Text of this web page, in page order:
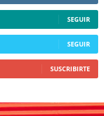
SEGUIR
SEGUIR
SUSCRIBIRTE